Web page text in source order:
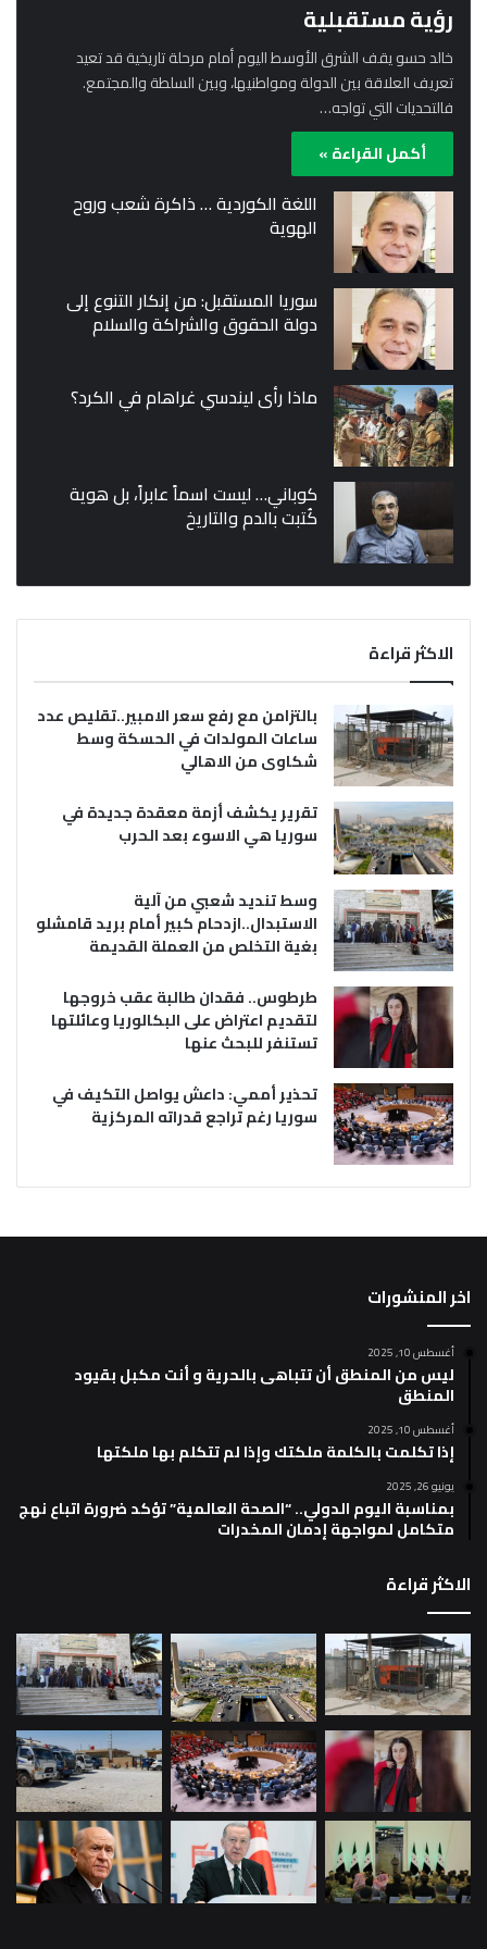
رؤية مستقبلية
خالد حسو يقف الشرق الأوسط اليوم أمام مرحلة تاريخية قد تعيد
تعريف العلاقة بين الدولة ومواطنيها، وبين السلطة والمجتمع.
فالتحديات التي تواجه…
أكمل القراءة »
اللغة الكوردية … ذاكرة شعب وروح
الهوية
سوريا المستقبل: من إنكار التنوع إلى
دولة الحقوق والشراكة والسلام
ماذا رأى ليندسي غراهام في الكرد؟
كوباني… ليست اسماً عابراً، بل هوية
كُتبت بالدم والتاريخ
الاكثر قراءة
بالتزامن مع رفع سعر الامبير..تقليص عدد
ساعات المولدات في الحسكة وسط
شكاوى من الاهالي
تقرير يكشف أزمة معقدة جديدة في
سوريا هي الاسوء بعد الحرب
وسط تنديد شعبي من آلية
الاستبدال..ازدحام كبير أمام بريد قامشلو
بغية التخلص من العملة القديمة
طرطوس.. فقدان طالبة عقب خروجها
لتقديم اعتراض على البكالوريا وعائلتها
تستنفر للبحث عنها
تحذير أممي: داعش يواصل التكيف في
سوريا رغم تراجع قدراته المركزية
اخر المنشورات
أغسطس 10, 2025
ليس من المنطق أن تتباهى بالحرية و أنت مكبل بقيود
المنطق
أغسطس 10, 2025
إذا تكلمت بالكلمة ملكتك وإذا لم تتكلم بها ملكتها
يونيو 26, 2025
بمناسبة اليوم الدولي.. “الصحة العالمية” تؤكد ضرورة اتباع نهج
متكامل لمواجهة إدمان المخدرات
الاكثر قراءة